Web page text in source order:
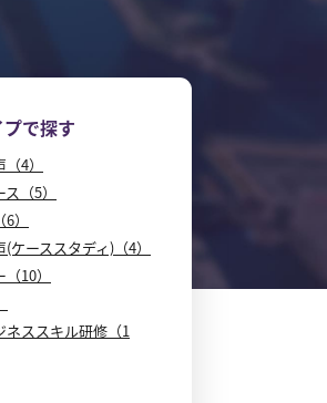
で探す
4）
（5）
）
ケーススタディ)（4）
10）
ネススキル研修（1